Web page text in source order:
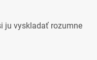
ju vyskladať rozumne